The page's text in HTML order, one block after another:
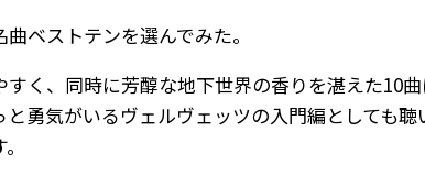
ベストテンを選んでみた。
く、同時に芳醇な地下世界の香りを湛えた10
勇気がいるヴェルヴェッツの入門編としても聴